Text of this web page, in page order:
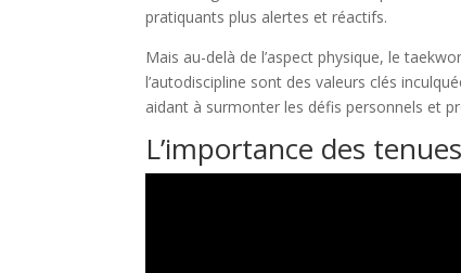
pratiquants plus alertes et réactifs.
Mais au-delà de l’aspect physique, le
l’autodiscipline sont des valeurs clés
aidant à surmonter les défis personnels et
L’importance des